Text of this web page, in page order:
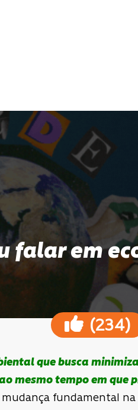
falar em
(234)
que busca
mesmo tempo em que
mudança fundamental